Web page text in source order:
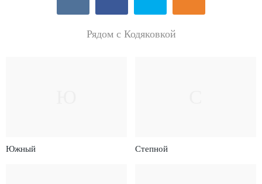
Рядом с Кодяковкой
Южный Степной